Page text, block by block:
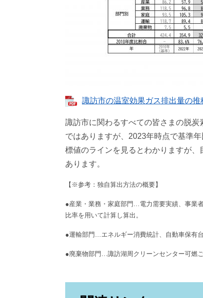
諏訪市の温室効果ガス排出量の
諏訪市に関わるすべての皆さまの脱炭
ではありますが、2023年時点で基準
標値のラインを見るとわかりますが
あります。
【※参考：独自算出方法の概要】
●産業・業務・家庭部門…電力需要実績、事業
比率を用いて計算し算出。
●運輸部門…エネルギー消費統計、自動車保有
●廃棄物部門…諏訪湖周クリーンセンター可燃